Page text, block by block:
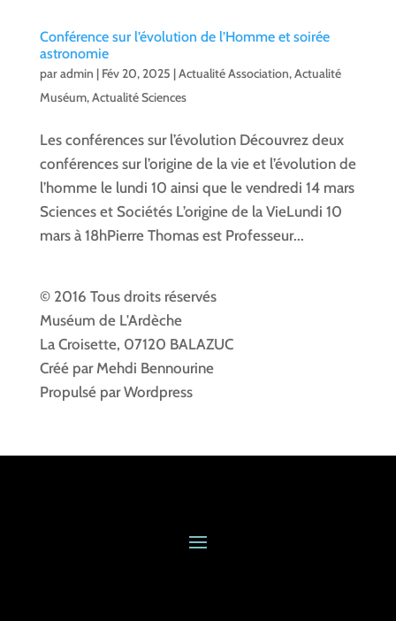
Conférence sur l’évolution de l’Homme et soirée
astronomie
paradmin | Fév 20, 2025 |Actualité Association,Actualité
Muséum,Actualité Sciences
Les conférences sur l’évolution Découvrez deux
conférences sur l’origine de la vie et l’évolution de
l’homme le lundi 10 ainsi que le vendredi 14 mars
Sciences et Sociétés L’origine de la VieLundi 10
mars à 18hPierre Thomas est Professeur...
© 2016 Tous droits réservés
Muséum de L'Ardèche
La Croisette, 07120 BALAZUC
Créé par Mehdi Bennourine
Propulsé par Wordpress